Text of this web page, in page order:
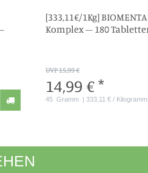
[333,11€/1Kg]
Komplex – 180
UVP 15,99 €
14,99 € *
45 Gramm | 333,11 € / Kilogramm